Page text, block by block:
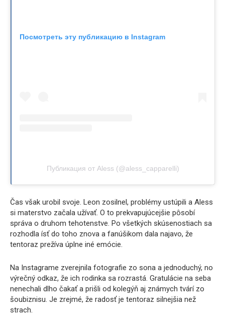
Посмотреть эту публикацию в Instagram
Публикация от Aless (@aless_capparelli)
Čas však urobil svoje. Leon zosilnel, problémy ustúpili a Aless
si materstvo začala užívať. O to prekvapujúcejšie pôsobí
správa o druhom tehotenstve. Po všetkých skúsenostiach sa
rozhodla ísť do toho znova a fanúšikom dala najavo, že
tentoraz prežíva úplne iné emócie.
Na Instagrame zverejnila fotografie zo sona a jednoduchý, no
výrečný odkaz, že ich rodinka sa rozrastá. Gratulácie na seba
nenechali dlho čakať a prišli od kolegýň aj známych tvárí zo
šoubiznisu. Je zrejmé, že radosť je tentoraz silnejšia než
strach.